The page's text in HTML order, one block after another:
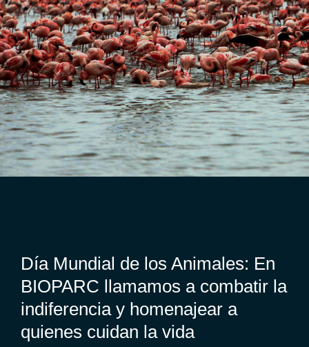
Día Mundial de los Animales: En
BIOPARC llamamos a combatir la
indiferencia y homenajear a
quienes cuidan la vida